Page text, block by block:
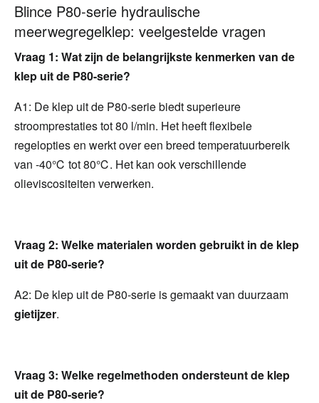
Blince P80-serie hydraulische
meerwegregelklep: veelgestelde vragen
Vraag 1: Wat zijn de belangrijkste kenmerken van de
klep uit de P80-serie?
A1: De klep uit de P80-serie biedt superieure
stroomprestaties tot 80 l/min. Het heeft flexibele
regelopties en werkt over een breed temperatuurbereik
van -40℃ tot 80℃. Het kan ook verschillende
olieviscositeiten verwerken.
Vraag 2: Welke materialen worden gebruikt in de klep
uit de P80-serie?
gietijzer.
Vraag 3: Welke regelmethoden ondersteunt de klep
uit de P80-serie?